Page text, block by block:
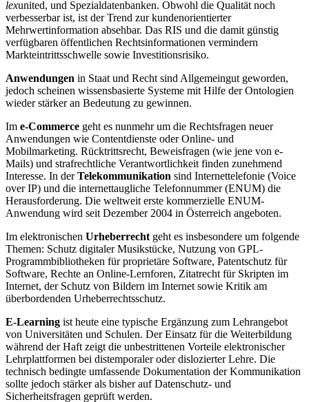
lexunited, und Spezialdatenbanken. Obwohl die Qualität noch
verbesserbar ist, ist der Trend zur kundenorientierter
Mehrwertinformation absehbar. Das RIS und die damit günstig
verfügbaren öffentlichen Rechtsinformationen vermindern
Markteintrittsschwelle sowie Investitionsrisiko.
Anwendungen in Staat und Recht sind Allgemeingut geworden,
jedoch scheinen wissensbasierte Systeme mit Hilfe der Ontologien
wieder stärker an Bedeutung zu gewinnen.
Im e-Commerce geht es nunmehr um die Rechtsfragen neuer
Anwendungen wie Contentdienste oder Online- und
Mobilmarketing. Rücktrittsrecht, Beweisfragen (wie jene von e-
Mails) und strafrechtliche Verantwortlichkeit finden zunehmend
Interesse. In derTelekommunikation sind Internettelefonie (Voice
over IP) und die internettaugliche Telefonnummer (ENUM) die
Herausforderung. Die weltweit erste kommerzielle ENUM-
Anwendung wird seit Dezember 2004 in Österreich angeboten.
Im elektronischen Urheberrecht geht es insbesondere um folgende
Themen: Schutz digitaler Musikstücke, Nutzung von GPL-
Programmbibliotheken für proprietäre Software, Patentschutz für
Software, Rechte an Online-Lernforen, Zitatrecht für Skripten im
Internet, der Schutz von Bildern im Internet sowie Kritik am
überbordenden Urheberrechtsschutz.
E-Learning ist heute eine typische Ergänzung zum Lehrangebot
von Universitäten und Schulen. Der Einsatz für die Weiterbildung
während der Haft zeigt die unbestrittenen Vorteile elektronischer
Lehrplattformen bei distemporaler oder dislozierter Lehre. Die
technisch bedingte umfassende Dokumentation der Kommunikation
sollte jedoch stärker als bisher auf Datenschutz- und
Sicherheitsfragen geprüft werden.